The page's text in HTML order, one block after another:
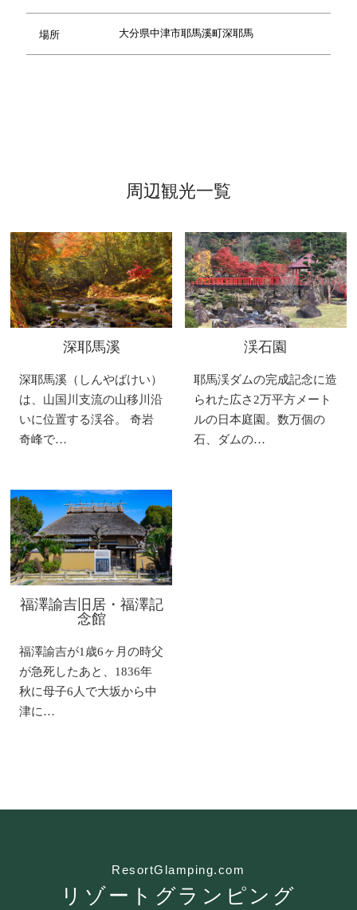
場所 大分県中津市耶馬溪町深耶馬
周辺観光一覧
深耶馬溪
深耶馬溪（しんやばけい）
は、山国川支流の山移川沿
いに位置する渓谷。 奇岩
奇峰で…
渓石園
耶馬渓ダムの完成記念に造
られた広さ2万平方メート
ルの日本庭園。数万個の
石、ダムの…
福澤諭吉旧居・福澤記
念館
福澤諭吉が1歳6ヶ月の時父
が急死したあと、1836年
秋に母子6人で大坂から中
津に…
ResortGlamping.com
リゾートグランピング